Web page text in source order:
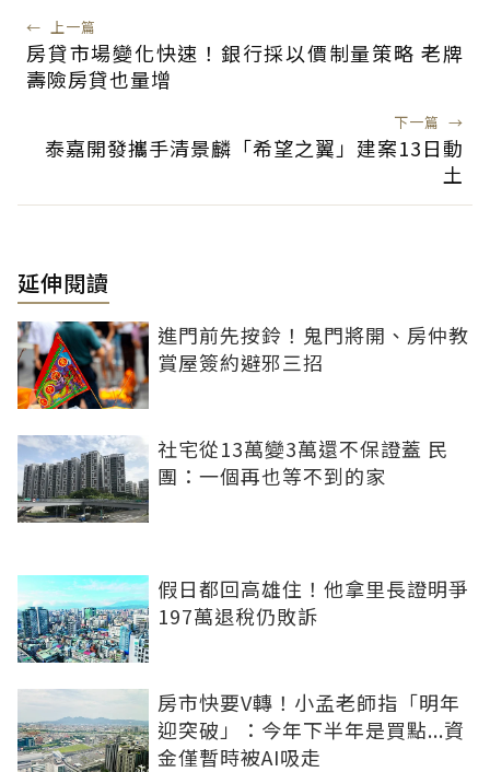
← 上一篇
房貸市場變化快速！銀行採以價制量策略 老牌
壽險房貸也量增
下一篇 →
泰嘉開發攜手清景麟「希望之翼」建案13日動
土
延伸閱讀
進門前先按鈴！鬼門將開、房仲教
賞屋簽約避邪三招
社宅從13萬變3萬還不保證蓋 民
團：一個再也等不到的家
假日都回高雄住！他拿里長證明爭
197萬退稅仍敗訴
房市快要V轉！小孟老師指「明年
迎突破」：今年下半年是買點...資
金僅暫時被AI吸走